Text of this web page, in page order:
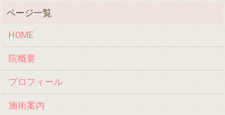
HOME
院概要
プロフィール
施術案内